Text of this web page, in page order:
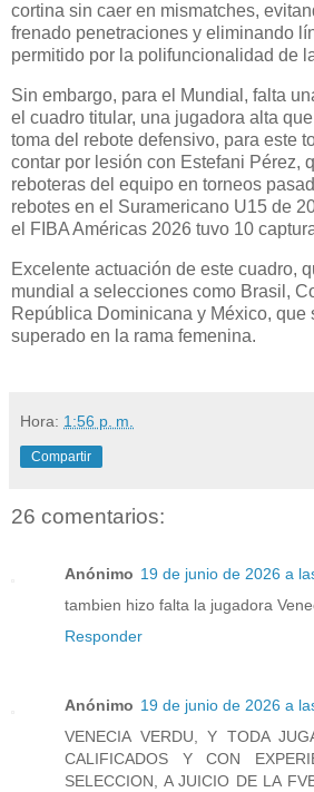
cortina sin caer en mismatches,
frenado penetraciones y eliminando
permitido por la polifuncionalidad de
Sin embargo, para el Mundial, falta
el cuadro titular, una jugadora alta
toma del rebote defensivo, para este
contar por lesión con Estefani Pérez,
reboteras del equipo en torneos
rebotes en el Suramericano U15 de
el FIBA Américas 2026 tuvo 10
Excelente actuación de este cuadro,
mundial a selecciones como Brasil,
República Dominicana y México, que
superado en la rama femenina.
Hora: 1:56 p. m.
Compartir
26 comentarios:
Anónimo 19 de junio de 2026 a
tambien hizo falta la jugadora
Responder
Anónimo 19 de junio de 2026 a
VENECIA VERDU, Y TODA
CALIFICADOS Y CON
SELECCION, A JUICIO DE LA